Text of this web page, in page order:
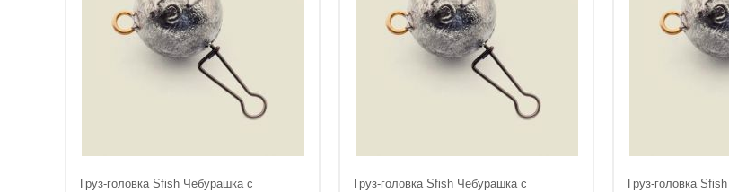
Груз-головка Sfish Чебурашка с
Груз-головка Sfish Чебурашка с
Груз-головка